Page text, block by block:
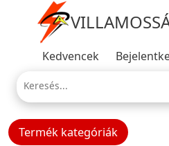
Kedvencek
Termék kategóriák